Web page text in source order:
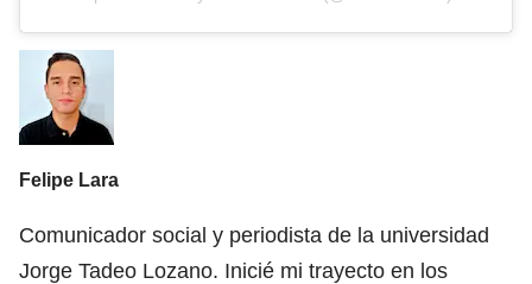
Felipe Lara
Comunicador social y periodista de la universidad
Jorge Tadeo Lozano. Inicié mi trayecto en los